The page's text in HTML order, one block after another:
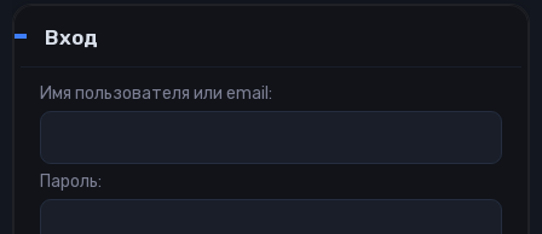
:
Вход
Имя пользователя или email
Пароль